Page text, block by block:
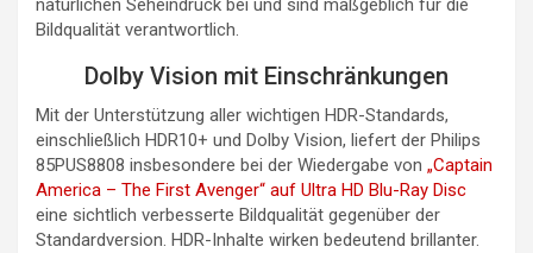
natürlichen Seheindruck bei und sind maßgeblich für die
Bildqualität verantwortlich.
Dolby Vision mit Einschränkungen
Mit der Unterstützung aller wichtigen HDR-Standards,
einschließlich HDR10+ und Dolby Vision, liefert der Philips
85PUS8808 insbesondere bei der Wiedergabe von „Captain
America – The First Avenger“ auf Ultra HD Blu-Ray Disc
eine sichtlich verbesserte Bildqualität gegenüber der
Standardversion. HDR-Inhalte wirken bedeutend brillanter.